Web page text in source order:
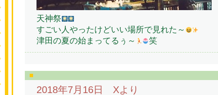
天神祭
すごい人やったけどいい場所で見れた～
津田の夏の始まってるぅ～
笑
2018年7月16日 Xより